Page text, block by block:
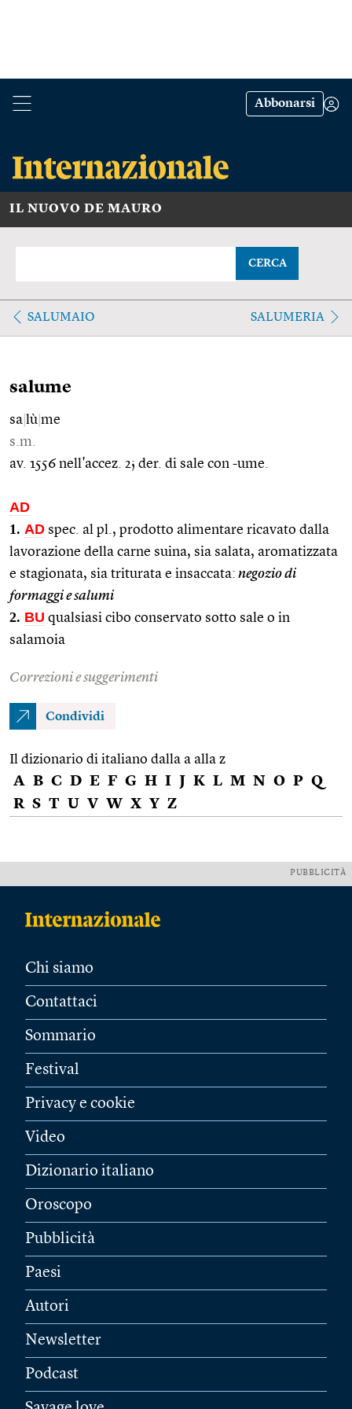
Abbonarsi
IL NUOVO DE MAURO
CERCA
SALUMAIO SALUMERIA
salume
sa lù me
s.m.
av. 1556 nell'accez. 2; der. di sale con -ume.
AD
1. AD spec. al pl., prodotto alimentare ricavato dalla
lavorazione della carne suina, sia salata, aromatizzata
e stagionata, sia triturata e insaccata: negozio di
formaggi e salumi
2. BU qualsiasi cibo conservato sotto sale o in
salamoia
Correzioni e suggerimenti
Condividi
Il dizionario di italiano dalla a alla z
A B C D E F G H I J K L M N O P Q
R S T U V W X Y Z
PUBBLICITÀ
Chi siamo
Contattaci
Sommario
Festival
Privacy e cookie
Video
Dizionario italiano
Oroscopo
Pubblicità
Paesi
Autori
Newsletter
Podcast